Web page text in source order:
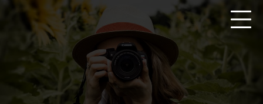
springen